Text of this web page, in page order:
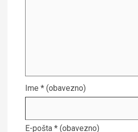
Ime * (obavezno)
E-pošta * (obavezno)